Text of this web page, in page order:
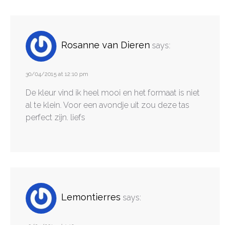
Rosanne van Dieren says:
30/04/2015 at 12:10 pm
De kleur vind ik heel mooi en het formaat is niet
al te klein. Voor een avondje uit zou deze tas
perfect zijn. liefs
Lemontierres says: